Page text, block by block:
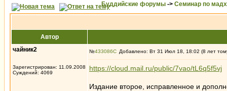
Буддийские форумы -> Семинар по
Автор
чайник2
Зарегистрирован: 11.09.2008
Суждений: 4069
№433086 Добавлено: Вт 31 Июл 18, 18:02 (8 лет
https://cloud.mail.ru/public/7vao/tL6q5f5vj
Издание второе, исправленное и